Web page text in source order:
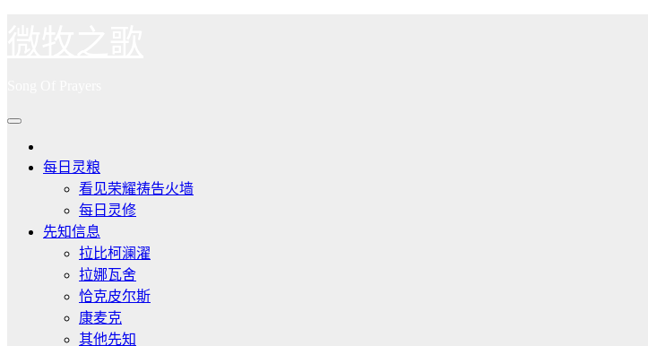
每日灵粮
看见荣耀祷告火墙
每日灵修
先知信息
拉比柯澜濯
拉娜瓦舍
恰克皮尔斯
康麦克
其他先知